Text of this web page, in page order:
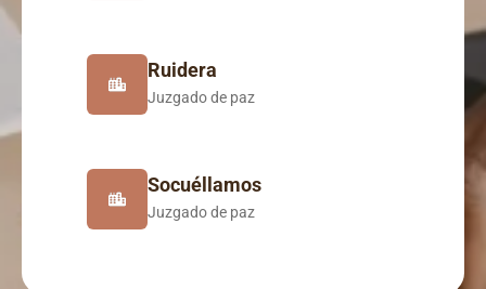
Ruidera
Juzgado de paz
Socuéllamos
Juzgado de paz